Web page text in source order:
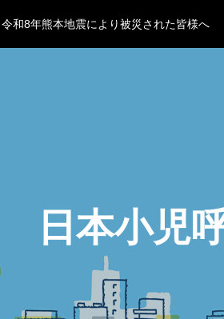
令和8年熊本地震により被災された皆様へ
第12回若手医師のための小児呼吸器ワーク
日本小児